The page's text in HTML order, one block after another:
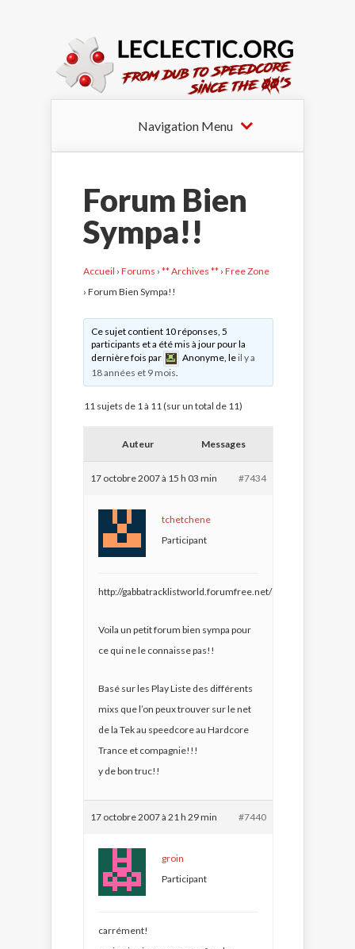
Navigation Menu
Forum Bien
Sympa!!
Accueil › Forums › ** Archives ** › Free Zone
› Forum Bien Sympa!!
Ce sujet contient 10 réponses, 5
participants et a été mis à jour pour la
dernière fois par
Anonyme , leil y a
18 années et 9 mois
11 sujets de 1 à 11 (sur un total de 11)
Auteur Messages
17 octobre 2007 à 15 h 03 min #7434
tchetchene
Participant
http://gabbatracklistworld.forumfree.net/
Voila un petit forum bien sympa pour
ce qui ne le connaisse pas!!
Basé sur les Play Liste des différents
mixs que l’on peux trouver sur le net
de la Tek au speedcore au Hardcore
Trance et compagnie!!!
y de bon truc!!
17 octobre 2007 à 21 h 29 min #7440
groin
Participant
carrément!